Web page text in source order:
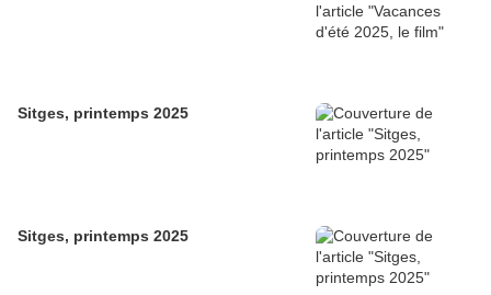
Sitges, printemps 2025
Sitges, printemps 2025